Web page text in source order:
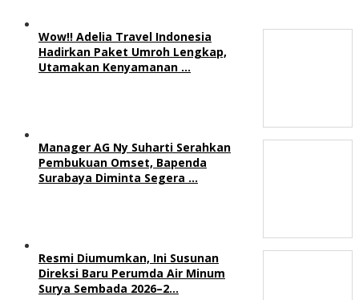
Wow!! Adelia Travel Indonesia
Hadirkan Paket Umroh Lengkap,
Utamakan Kenyamanan …
Manager AG Ny Suharti Serahkan
Pembukuan Omset, Bapenda
Surabaya Diminta Segera …
Resmi Diumumkan, Ini Susunan
Direksi Baru Perumda Air Minum
Surya Sembada 2026–2…